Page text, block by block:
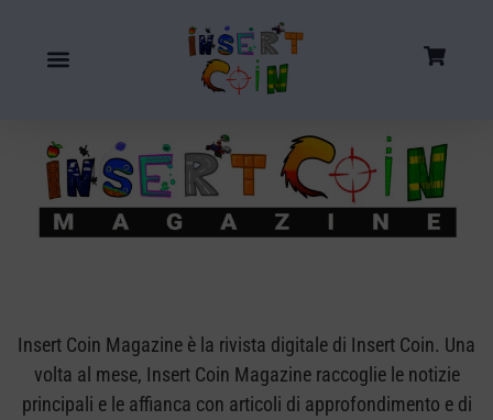
Insert Coin Magazine è la rivista digitale di Insert Coin. Una
volta al mese, Insert Coin Magazine raccoglie le notizie
principali e le affianca con articoli di approfondimento e di